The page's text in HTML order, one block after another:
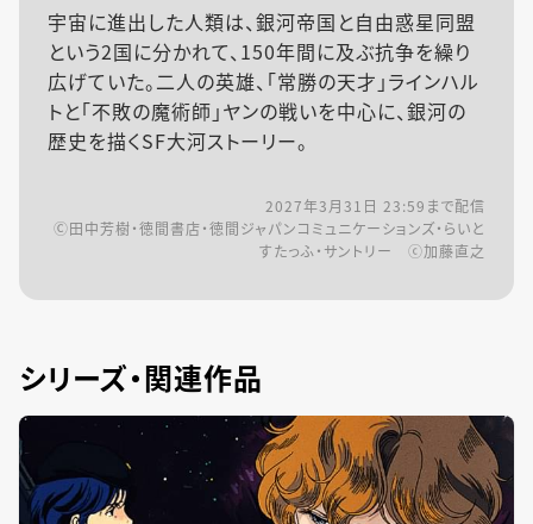
宇宙に進出した人類は、銀河帝国と自由惑星同盟
という2国に分かれて、150年間に及ぶ抗争を繰り
広げていた。二人の英雄、「常勝の天才」ラインハル
トと「不敗の魔術師」ヤンの戦いを中心に、銀河の
歴史を描くSF大河ストーリー。
2027年3月31日 23:59 まで配信
Ⓒ田中芳樹・徳間書店・徳間ジャパンコミュニケーションズ・らいと
すたっふ・サントリー ⓒ加藤直之
シリーズ・関連作品